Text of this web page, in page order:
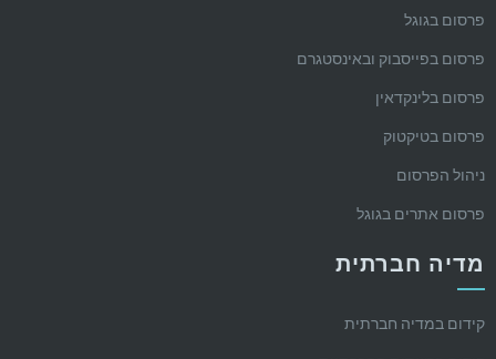
פרסום בגוגל
פרסום בפייסבוק ובאינסטגרם
פרסום בלינקדאין
פרסום בטיקטוק
ניהול הפרסום
פרסום אתרים בגוגל
מדיה חברתית
קידום במדיה חברתית